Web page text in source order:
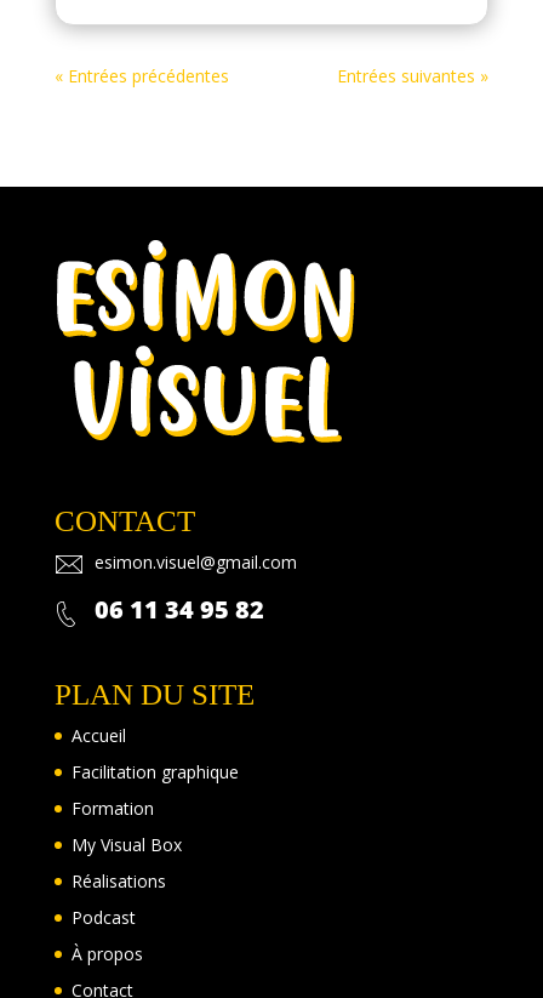
« Entrées précédentes Entrées suivantes »
CONTACT
esimon.visuel@gmail.com
06 11 34 95 82
PLAN DU SITE
Accueil
Facilitation graphique
Formation
My Visual Box
Réalisations
Podcast
À propos
Contact